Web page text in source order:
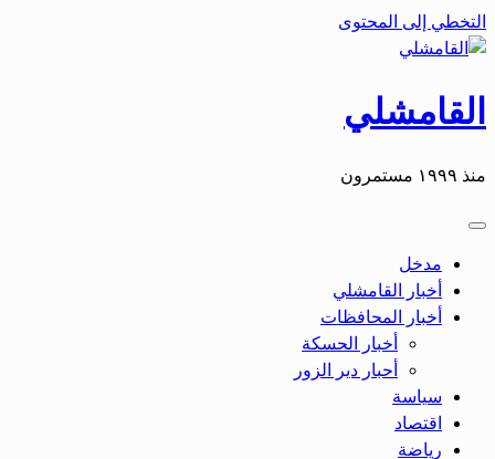
التخطي إلى المحتوى
القامشلي
منذ ١٩٩٩ مستمرون
مدخل
أخبار القامشلي
أخبار المحافظات
أخبار الحسكة
أحبار دير الزور
سياسة
اقتصاد
رياضة